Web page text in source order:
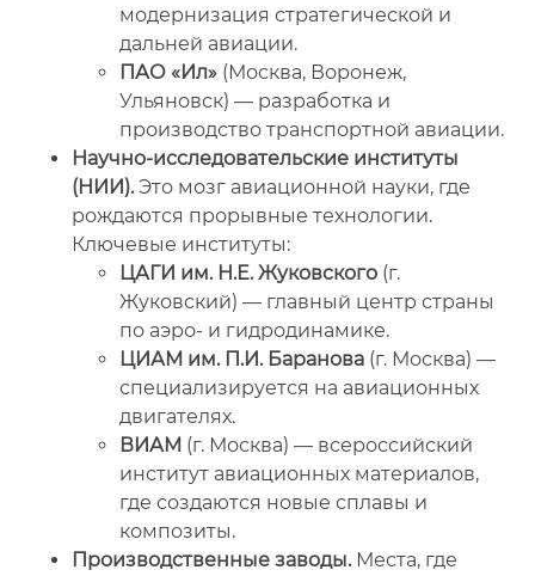
модернизация стратегической и
дальней авиации.
ПАО «Ил» (Москва, Воронеж,
Ульяновск) — разработка и
производство транспортной авиации.
Научно-исследовательские институты
(НИИ).Это мозг авиационной науки, где
рождаются прорывные технологии.
Ключевые институты:
ЦАГИ им. Н.Е. Жуковского (г.
Жуковский) — главный центр страны
по аэро- и гидродинамике.
ЦИАМ им. П.И. Баранова (г. Москва) —
специализируется на авиационных
двигателях.
ВИАМ (г. Москва) — всероссийский
институт авиационных материалов,
где создаются новые сплавы и
композиты.
Производственные заводы.Места, где